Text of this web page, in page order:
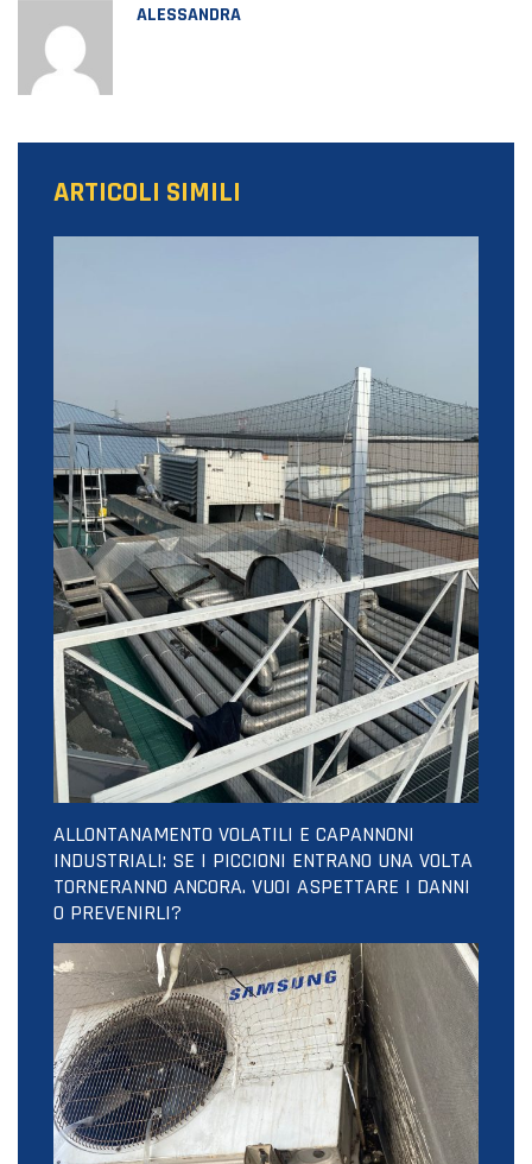
ALESSANDRA
ARTICOLI SIMILI
ALLONTANAMENTO VOLATILI E CAPANNONI
INDUSTRIALI: SE I PICCIONI ENTRANO UNA VOLTA
TORNERANNO ANCORA. VUOI ASPETTARE I DANNI
O PREVENIRLI?